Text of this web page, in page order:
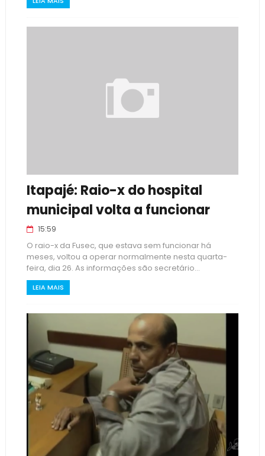
Itapajé: Raio-x do hospital
municipal volta a funcionar
15:59
O raio-x da Fusec, que estava sem funcionar há
meses, voltou a operar normalmente nesta quarta-
feira, dia 26. As informações são secretário...
LEIA MAIS